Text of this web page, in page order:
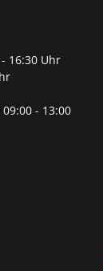
16:30 Uhr
- 13:00